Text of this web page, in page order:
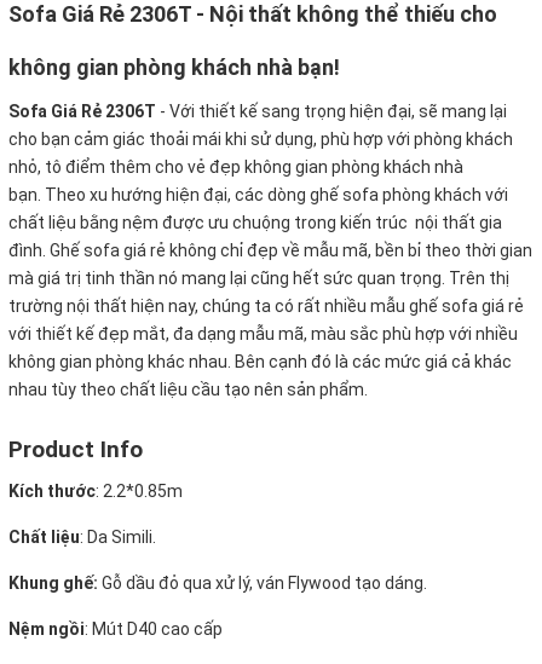
Sofa Giá Rẻ 2306T - Nội thất không thể thiếu cho
không gian phòng khách nhà bạn!
Sofa Giá Rẻ 2306T - Với thiết kế sang trọng hiện đại, sẽ mang lại
cho bạn cảm giác thoải mái khi sử dụng, phù hợp với phòng khách
nhỏ, tô điểm thêm cho vẻ đẹp không gian phòng khách nhà
bạn. Theo xu hướng hiện đại, các dòng ghế sofa phòng khách với
chất liệu bằng nệm được ưu chuộng trong kiến trúc nội thất gia
đình. Ghế sofa giá rẻ không chỉ đẹp về mẫu mã, bền bỉ theo thời gian
mà giá trị tinh thần nó mang lại cũng hết sức quan trọng. Trên thị
trường nội thất hiện nay, chúng ta có rất nhiều mẫu ghế sofa giá rẻ
với thiết kế đẹp mắt, đa dạng mẫu mã, màu sắc phù hợp với nhiều
không gian phòng khác nhau. Bên cạnh đó là các mức giá cả khác
nhau tùy theo chất liệu cầu tạo nên sản phẩm.
Product Info
Kích thước: 2.2*0.85m
Chất liệu: Da Simili.
Khung ghế: Gỗ dầu đỏ qua xử lý, ván Flywood tạo dáng.
Nệm ngồi: Mút D40 cao cấp